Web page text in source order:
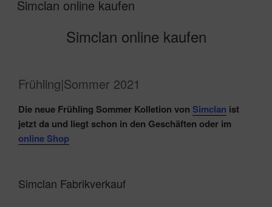
Simclan online kaufen
Simclan online kaufen
Frühling|Sommer 2021
Die neue Frühling Sommer Kolletion von Simclan ist
jetzt da und liegt schon in den Geschäften oder im
online Shop
Simclan Fabrikverkauf